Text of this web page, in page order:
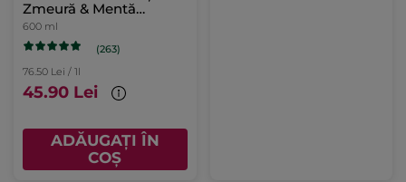
Zmeură & Mentă
Piperată 600 ml
600 ml
(263)
76.50 Lei / 1l
45.90 Lei
ADĂUGAȚI ÎN
COȘ